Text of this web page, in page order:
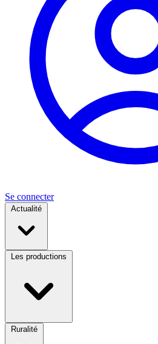
Se connecter
Actualité
Les productions
Ruralité